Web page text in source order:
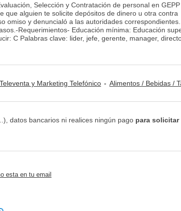
Selección y Contratación de personal en
que alguien te solicite depósitos de dinero u otra contra
omiso y denuncialó a las autoridades correspondientes.
Requerimientos- Educación mínima: Educación
C Palabras clave: lider, jefe, gerente, manager,
Televenta y Marketing Telefónico Alimentos / Bebidas /
datos bancarios ni realices ningún pago para solicitar
esta en tu email